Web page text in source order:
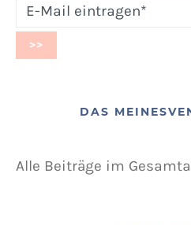
DAS
Alle Beiträge im